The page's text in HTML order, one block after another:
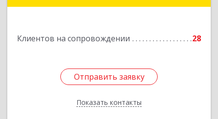
Клиентов на сопровождении 28
Отправить заявку
Показать контакты
Отправить заявку
Назад